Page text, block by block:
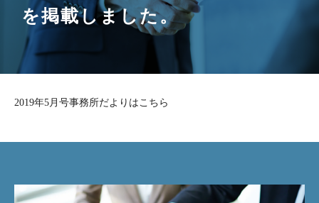
を掲載しました。
2019年5月号事務所だよりはこちら